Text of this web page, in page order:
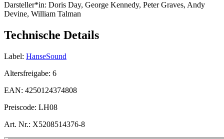
Darsteller*in: Doris Day, George Kennedy, Peter Graves, Andy
Devine, William Talman
Technische Details
Label: HanseSound
Altersfreigabe: 6
EAN: 4250124374808
Preiscode: LH08
Art. Nr.: X5208514376-8